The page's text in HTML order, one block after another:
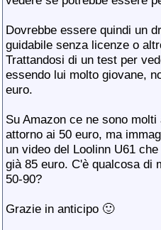
Dovrebbe essere quindi un
guidabile senza licenze o
Trattandosi di un test per
essendo lui molto giovane,
euro.
Su Amazon ce ne sono
attorno ai 50 euro, ma
un video del Loolinn U61
già 85 euro. C'è qualcosa di
50-90?
Grazie in anticipo 🙂